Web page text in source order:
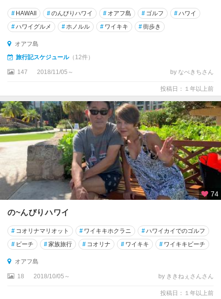
# HAWAII #のんびりハワイ # オアフ島 # ゴルフ #ハワイ
#ハワイグルメ #ホノルル # ワイキキ #街歩き
オアフ島
旅行記スケジュール（12件）
147 2018/11/05～ by なべきちさん
投稿日：１年以上前
74
の~んびりハワイ
# コオリナマリオット # ワイキキホクラニ #ハワイカイでのゴルフ
# ビーチ #家族旅行 # コオリナ # ワイキキ # ワイキキビーチ
オアフ島
18 2018/10/05～ by ききねぇさんさん
投稿日：１年以上前